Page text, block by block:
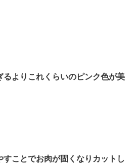
るよりこれくらいのピンク色が美
ことでお肉が固くなりカットし